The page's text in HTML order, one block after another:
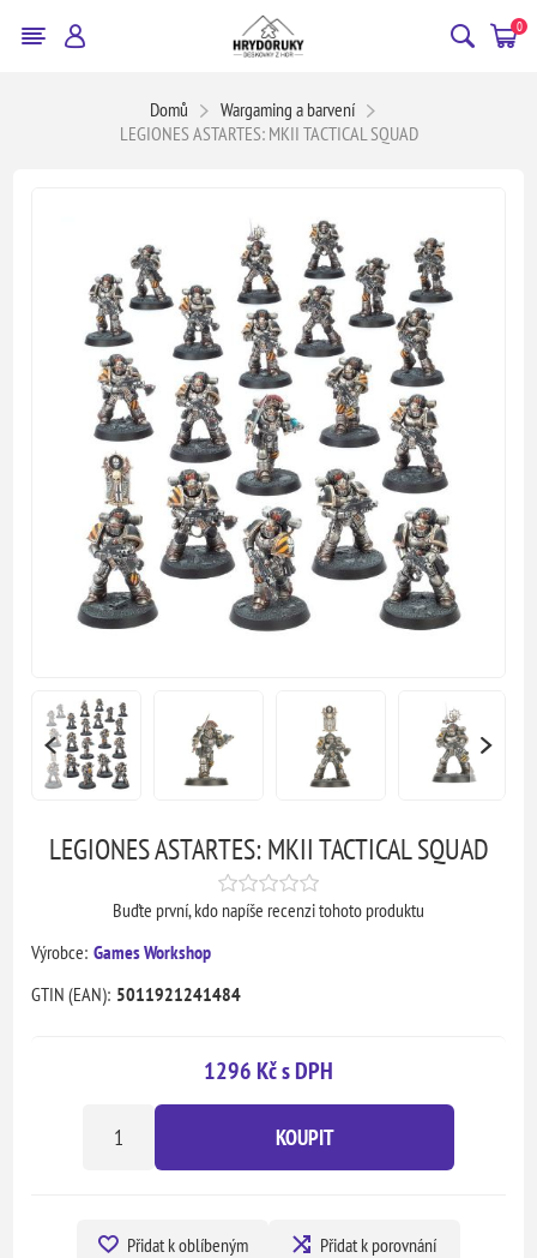
0
Domů
Wargaming a barvení
LEGIONES ASTARTES: MKII TACTICAL SQUAD
LEGIONES ASTARTES: MKII TACTICAL SQUAD
Buďte první, kdo napíše recenzi tohoto produktu
Výrobce: Games Workshop
GTIN (EAN): 5011921241484
1296 Kč s DPH
KOUPIT
Přidat k oblíbeným Přidat k porovnání